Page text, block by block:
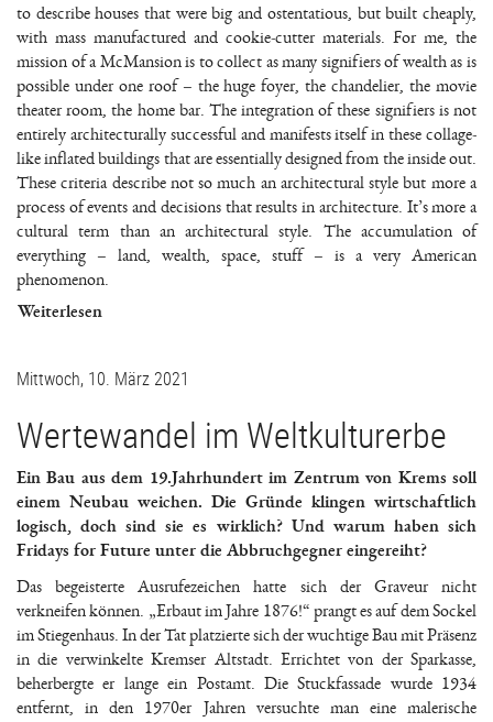
to describe houses that were big and ostentatious, but built cheaply,
with mass manufactured and cookie-cutter materials. For me, the
mission of a McMansion is to collect as many signifiers of wealth as is
possible under one roof – the huge foyer, the chandelier, the movie
theater room, the home bar. The integration of these signifiers is not
entirely architecturally successful and manifests itself in these collage-
like inflated buildings that are essentially designed from the inside out.
These criteria describe not so much an architectural style but more a
process of events and decisions that results in architecture. It’s more a
cultural term than an architectural style. The accumulation of
everything – land, wealth, space, stuff – is a very American
phenomenon.
Weiterlesen
Mittwoch, 10. März 2021
Wertewandel im Weltkulturerbe
Ein Bau aus dem 19.Jahrhundert im Zentrum von Krems soll
einem Neubau weichen. Die Gründe klingen wirtschaftlich
logisch, doch sind sie es wirklich? Und warum haben sich
Fridays for Future unter die Abbruchgegner eingereiht?
Das begeisterte Ausrufezeichen hatte sich der Graveur nicht
verkneifen können. „Erbaut im Jahre 1876!“ prangt es auf dem Sockel
im Stiegenhaus. In der Tat platzierte sich der wuchtige Bau mit Präsenz
in die verwinkelte Kremser Altstadt. Errichtet von der Sparkasse,
beherbergte er lange ein Postamt. Die Stuckfassade wurde 1934
entfernt, in den 1970er Jahren versuchte man eine malerische